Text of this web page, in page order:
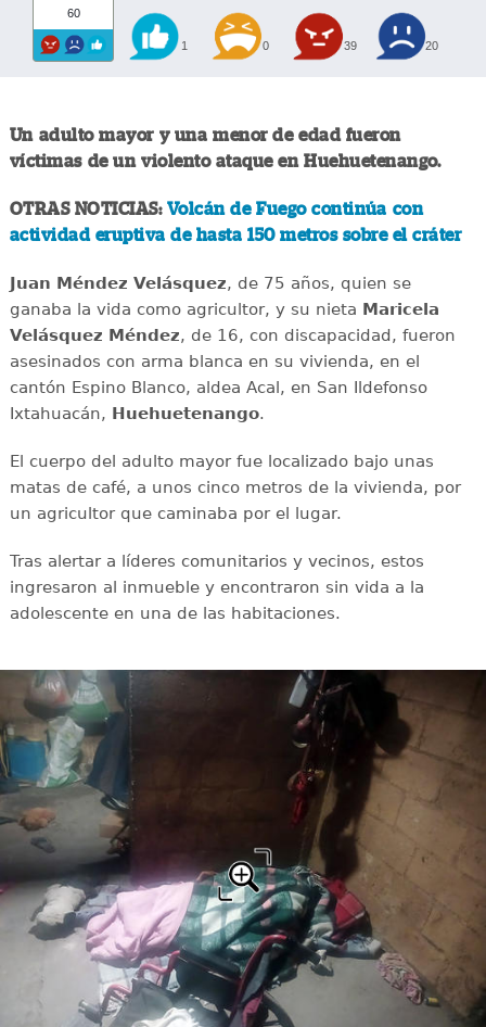
60
1 0 39 20
Un adulto mayor y una menor de edad fueron
víctimas de un violento ataque en Huehuetenango.
OTRAS NOTICIAS: Volcán de Fuego continúa con
actividad eruptiva de hasta 150 metros sobre el cráter
Juan Méndez Velásquez, de 75 años, quien se
ganaba la vida como agricultor, y su nieta Maricela
Velásquez Méndez, de 16, con discapacidad, fueron
asesinados con arma blanca en su vivienda, en el
cantón Espino Blanco, aldea Acal, en San Ildefonso
Ixtahuacán, Huehuetenango.
El cuerpo del adulto mayor fue localizado bajo unas
matas de café, a unos cinco metros de la vivienda, por
un agricultor que caminaba por el lugar.
Tras alertar a líderes comunitarios y vecinos, estos
ingresaron al inmueble y encontraron sin vida a la
adolescente en una de las habitaciones.